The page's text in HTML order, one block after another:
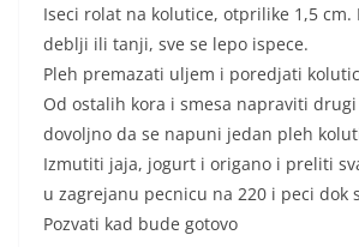
Iseci rolat na kolutice, otprilike 1,5 cm.
deblji ili tanji, sve se lepo ispece.
Pleh premazati uljem i poredjati
Od ostalih kora i smesa napraviti
dovoljno da se napuni jedan pleh
Izmutiti jaja, jogurt i origano i preliti
u zagrejanu pecnicu na 220 i peci dok
Pozvati kad bude gotovo